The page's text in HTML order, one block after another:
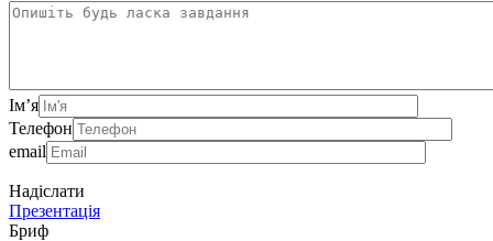
Ім’я
Телефон
email
Надіслати
Презентація
Бриф